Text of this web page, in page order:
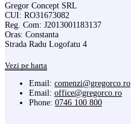
Gregor Concept SRL
CUI: RO31673082
Reg. Com: J2013001183137
Oras: Constanta
Strada Radu Logofatu 4
Vezi pe harta
Email: comenzi@gregorco.ro
Email: office@gregorco.ro
Phone: 0746 100 800